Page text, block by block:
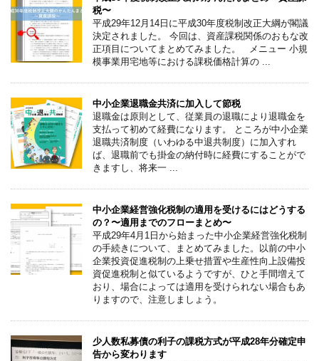
税〜
平成29年12月14日に平成30年度税制改正大綱が閣議
決定されました。 今回は、資産課税関係のおもな改
正項目についてまとめてみました。 メニュー 小規
模事業用宅地等における課税価格計算の ...
中小企業退職金共済に加入して節税
退職金は原則として、従業員の退職により退職金を
支払って初めて経費になります。 ところが中小企業
退職共済制度（いわゆる中退共制度）に加入すれ
ば、退職前でも掛金の納付時に経費にすることがで
きますし、将来一 ...
中小企業経営強化税制の適用を受けるにはどうする
の？〜適用までのフローまとめ〜
平成29年4月1日から始まった中小企業経営強化税制
の手続きについて、まとめてみました。以前の中小
企業投資促進税制の上乗せ措置や生産性向上設備投
資促進税制と似ているようですが、ひと手間増えて
おり、場合によっては適用を受けられない場合もあ
りますので、注意しましょう。
少人数私募債の利子の課税方式が平成28年分確定申
告から変わります